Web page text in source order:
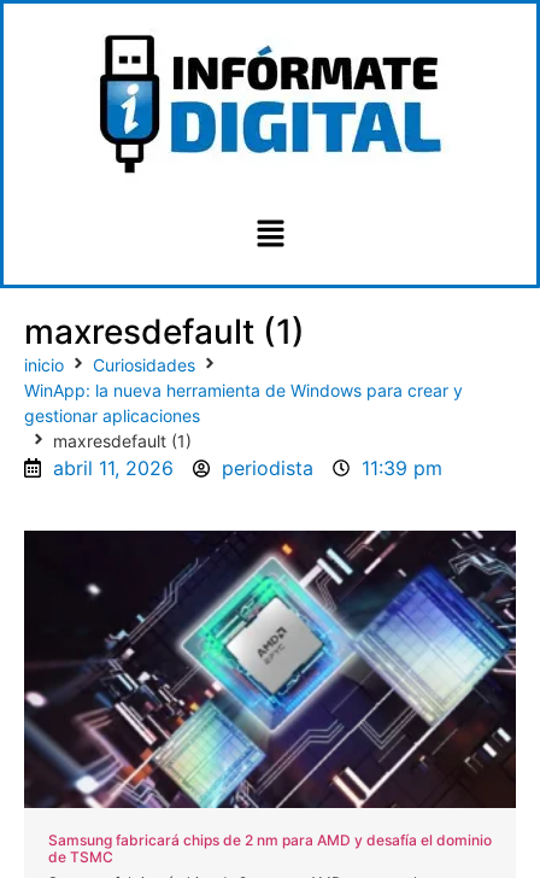
maxresdefault (1)
inicio
Curiosidades
WinApp: la nueva herramienta de Windows para crear y
gestionar aplicaciones
maxresdefault (1)
abril 11, 2026 periodista 11:39 pm
Samsung fabricará chips de 2 nm para AMD y desafía el dominio
de TSMC